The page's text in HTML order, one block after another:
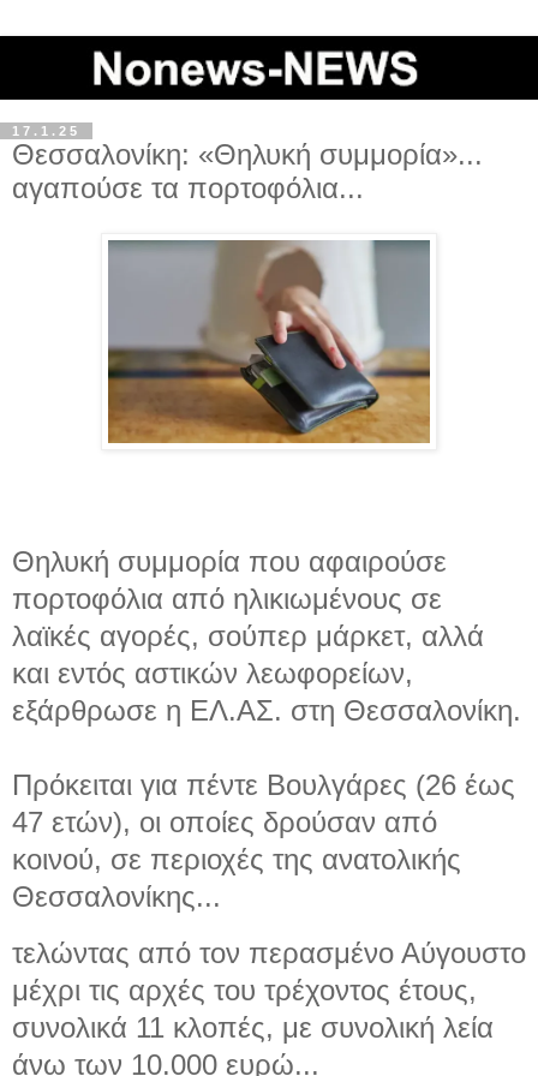
17.1.25
Θεσσαλονίκη: «Θηλυκή συμμορία»...
αγαπούσε τα πορτοφόλια...
Θηλυκή συμμορία που αφαιρούσε
πορτοφόλια από ηλικιωμένους σε
λαϊκές αγορές, σούπερ μάρκετ, αλλά
και εντός αστικών λεωφορείων,
εξάρθρωσε η ΕΛ.ΑΣ. στη Θεσσαλονίκη.
Πρόκειται για πέντε Βουλγάρες (26 έως
47 ετών), οι οποίες δρούσαν από
κοινού, σε περιοχές της ανατολικής
Θεσσαλονίκης...
τελώντας από τον περασμένο Αύγουστο
μέχρι τις αρχές του τρέχοντος έτους,
συνολικά 11 κλοπές, με συνολική λεία
άνω των 10.000 ευρώ...